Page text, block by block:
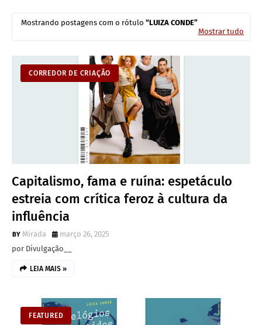
Mostrando postagens com o rótulo
LUIZA CONDE
Mostrar tudo
CORREDOR DE CRIAÇÃO
Capitalismo, fama e ruína: espetáculo
estreia com crítica feroz à cultura da
influência
Mirada
março 26, 2025
por Divulgação__
LEIA MAIS »
FEATURED